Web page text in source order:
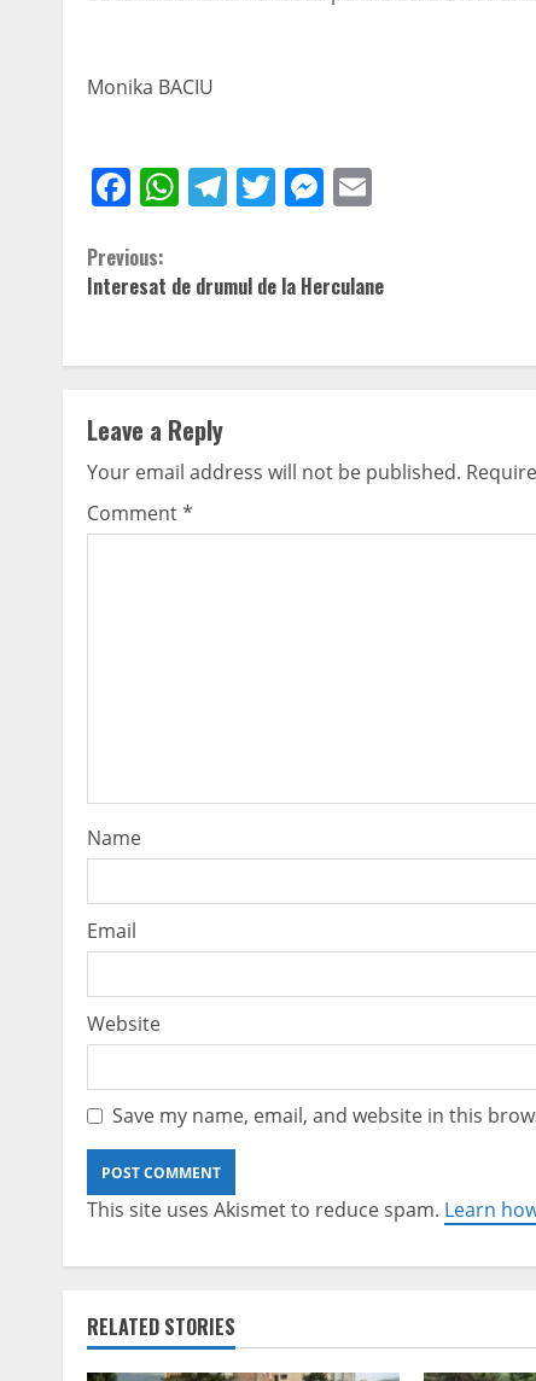
Monika BACIU
Facebook
WhatsApp
Telegram
TwitterMessenger
Continue
Reading
Previous:
Interesat de drumul de la Herculane
Leave a Reply
Your email address will not be published.
Comment*
Name
Email
Website
Save my name, email, and website in this
This site uses Akismet to reduce spam. Learn
RELATED STORIES